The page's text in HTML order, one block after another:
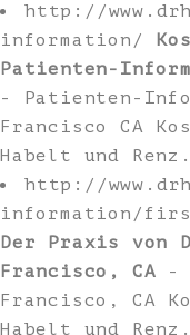
http://
information/
Patienten-
- Patienten-
Francisco CA
Habelt und
http://
information/
Der Praxis von
Francisco, CA -
Francisco, CA
Habelt und